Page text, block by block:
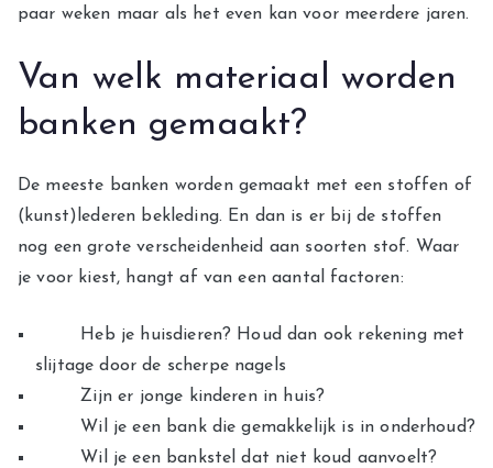
paar weken maar als het even kan voor meerdere jaren.
Van welk materiaal worden
banken gemaakt?
De meeste banken worden gemaakt met een stoffen of
(kunst)lederen bekleding. En dan is er bij de stoffen
nog een grote verscheidenheid aan soorten stof. Waar
je voor kiest, hangt af van een aantal factoren:
Heb je huisdieren? Houd dan ook rekening met
slijtage door de scherpe nagels
Zijn er jonge kinderen in huis?
Wil je een bank die gemakkelijk is in onderhoud?
Wil je een bankstel dat niet koud aanvoelt?